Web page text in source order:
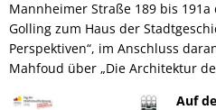
Mannheimer Straße 189 bis 191a
Golling zum Haus der
Perspektiven“, im Anschluss
Mahfoud über „Die Architektur
Auf